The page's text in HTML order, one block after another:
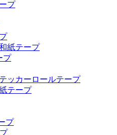
プ
紙テープ
プ
ッカーロールテープ
テープ
プ